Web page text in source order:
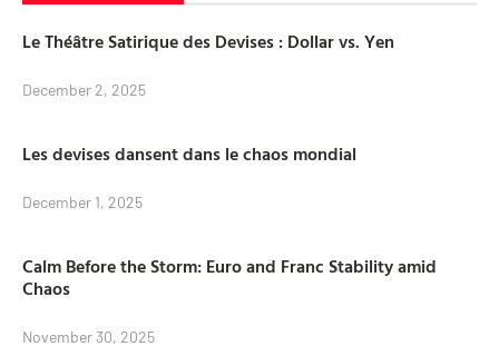
Le Théâtre Satirique des Devises : Dollar vs. Yen
December 2, 2025
Les devises dansent dans le chaos mondial
December 1, 2025
Calm Before the Storm: Euro and Franc Stability amid
Chaos
November 30, 2025